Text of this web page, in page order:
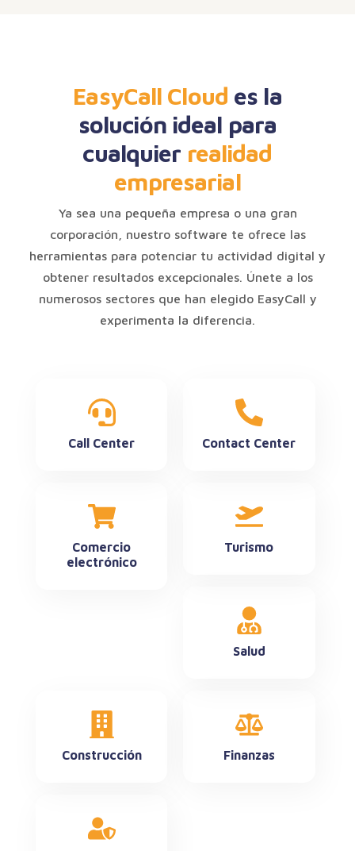
EasyCall Cloud es la
solución ideal para
cualquier realidad
empresarial
Ya sea una pequeña empresa o una gran
corporación, nuestro software te ofrece las
herramientas para potenciar tu actividad digital y
obtener resultados excepcionales. Únete a los
numerosos sectores que han elegido EasyCall y
experimenta la diferencia.
Call Center Contact Center
Comercio
electrónico
Turismo
Salud
Construcción Finanzas